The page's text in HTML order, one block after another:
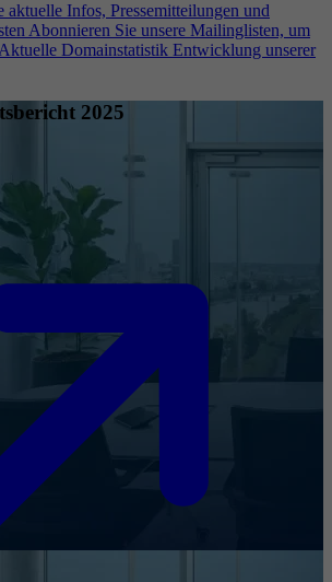
aktuelle Infos, Pressemitteilungen und
Abonnieren Sie unsere Mailinglisten, um
Aktuelle Domainstatistik Entwicklung unserer
2025